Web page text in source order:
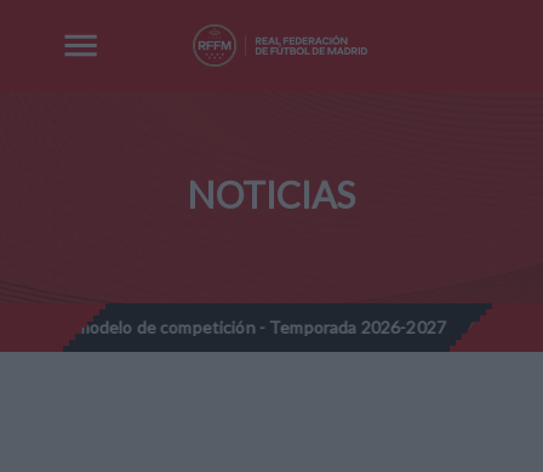
NOTICIAS
de competición - Temporada 2026-2027 // Nota